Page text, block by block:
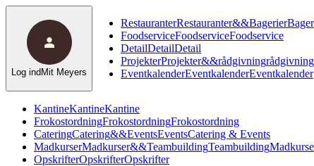
KantineKantineKantine
FrokostordningFrokostordningFrokostordning
CateringCatering&&EventsEventsCatering & Events
MadkurserMadkurser&&TeambuildingTeambuilding
OpskrifterOpskrifterOpskrifter
RestauranterRestauranter&&Bagerier
FoodserviceFoodserviceFoodservice
DetailDetailDetail
ProjekterProjekter&&rådgivningrådgivning
EventkalenderEventkalenderEventkalender
Log ind Mit Meyers